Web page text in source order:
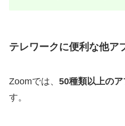
テレワークに便利な他ア
Zoomでは、 50種類以上の
す。